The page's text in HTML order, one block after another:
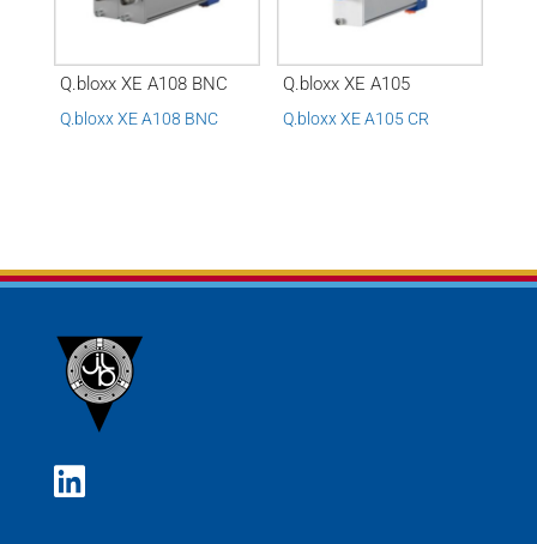
Q.bloxx XE A108 BNC
Q.bloxx XE A108 BNC
Q.bloxx XE A105
Q.bloxx XE A105 CR